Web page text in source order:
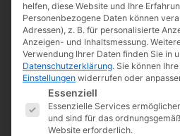
helfen, diese Website und Ihre
Personenbezogene Daten können
Adressen), z. B. für personalisierte
Anzeigen- und Inhaltsmessung.
Verwendung Ihrer Daten finden Sie in
Datenschutzerklärung. Sie können
Einstellungen widerrufen oder
Es folgt eine Liste
Essenziell
Essenzielle Services
und sind für das
Website erforderlich.